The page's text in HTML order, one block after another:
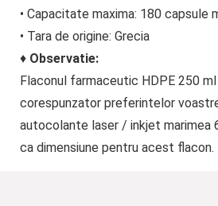
• Capacitate maxima: 180 capsule
• Tara de origine: Grecia
♦ Observatie:
Flaconul farmaceutic HDPE 250
corespunzator preferintelor
autocolante laser / inkjet marimea
ca dimensiune pentru acest flacon.